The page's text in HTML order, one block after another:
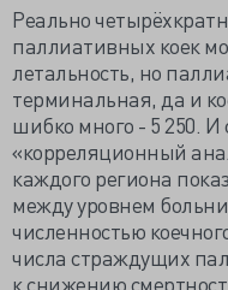
Реально
паллиативных коек
летальность, но
терминальная, да и
шибко много - 5 250. И
«корреляционный
каждого региона
между уровнем
численностью
числа страждущих
к снижению